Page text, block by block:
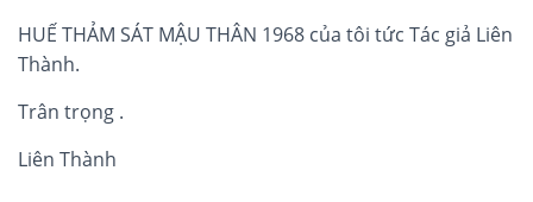
HUẾ THẢM SÁT MẬU THÂN 1968 của tôi tức Tác giả Liên
Thành.
Trân trọng .
Liên Thành